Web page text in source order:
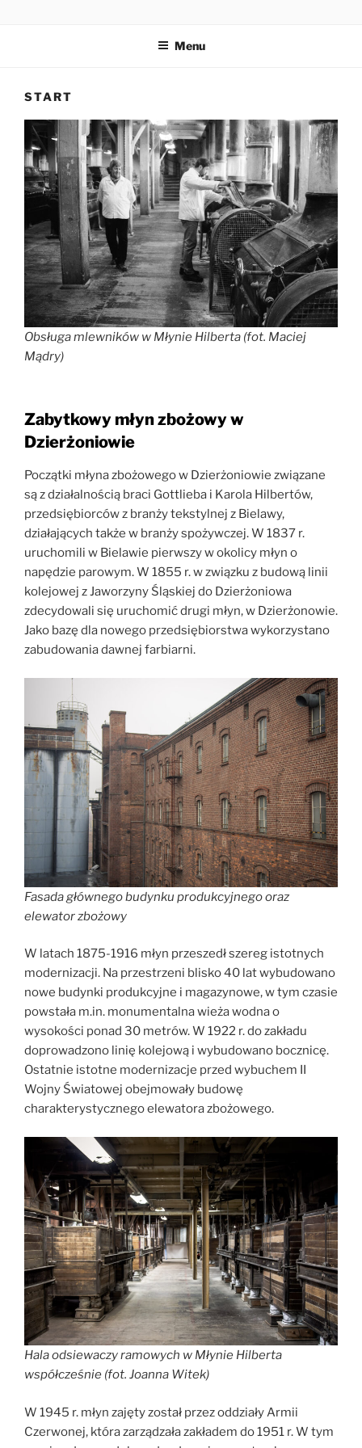
Menu
START
Obsługa mlewników w Młynie Hilberta (fot. Maciej
Mądry)
Zabytkowy młyn zbożowy w
Dzierżoniowie
Początki młyna zbożowego w Dzierżoniowie związane
są z działalnością braci Gottlieba i Karola Hilbertów,
przedsiębiorców z branży tekstylnej z Bielawy,
działających także w branży spożywczej. W 1837 r.
uruchomili w Bielawie pierwszy w okolicy młyn o
napędzie parowym. W 1855 r. w związku z budową linii
kolejowej z Jaworzyny Śląskiej do Dzierżoniowa
zdecydowali się uruchomić drugi młyn, w Dzierżonowie.
Jako bazę dla nowego przedsiębiorstwa wykorzystano
zabudowania dawnej farbiarni.
Fasada głównego budynku produkcyjnego oraz
elewator zbożowy
W latach 1875-1916 młyn przeszedł szereg istotnych
modernizacji. Na przestrzeni blisko 40 lat wybudowano
nowe budynki produkcyjne i magazynowe, w tym czasie
powstała m.in. monumentalna wieża wodna o
wysokości ponad 30 metrów. W 1922 r. do zakładu
doprowadzono linię kolejową i wybudowano bocznicę.
Ostatnie istotne modernizacje przed wybuchem II
Wojny Światowej obejmowały budowę
charakterystycznego elewatora zbożowego.
Hala odsiewaczy ramowych w Młynie Hilberta
współcześnie (fot. Joanna Witek)
W 1945 r. młyn zajęty został przez oddziały Armii
Czerwonej, która zarządzała zakładem do 1951 r. W tym